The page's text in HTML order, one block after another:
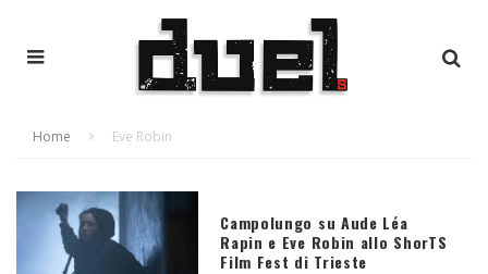
Home Eve Robin
Campolungo su Aude Léa
Rapin e Eve Robin allo ShorTS
Film Fest di Trieste